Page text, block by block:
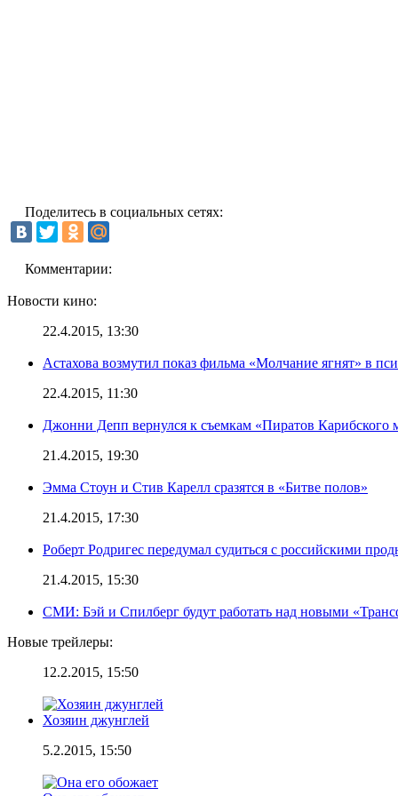
Поделитесь в социальных сетях:
Комментарии:
Новости кино:
22.4.2015, 13:30
Астахова возмутил показ фильма «Молчание ягнят» в
22.4.2015, 11:30
Джонни Депп вернулся к съемкам «Пиратов Карибского
21.4.2015, 19:30
Эмма Стоун и Стив Карелл сразятся в «Битве полов»
21.4.2015, 17:30
Роберт Родригес передумал судиться с российскими
21.4.2015, 15:30
СМИ: Бэй и Спилберг будут работать над новыми
Новые трейлеры:
12.2.2015, 15:50
Хозяин джунглей
5.2.2015, 15:50